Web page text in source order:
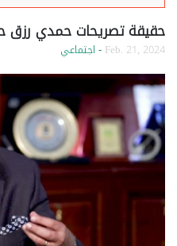
حقيقة تصريحات حمدي رزق
Feb. 21, 2024 - اجتماعي